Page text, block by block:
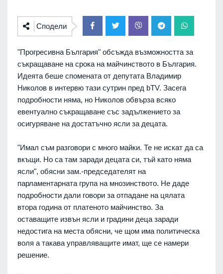
Сподели
"Прогресивна България" обсъжда възможността за
съкращаване на срока на майчинството в България.
Идеята беше спомената от депутата Владимир
Николов в интервю тази сутрин пред bTV. Засега
подробности няма, но Николов обвърза всяко
евентуално съкращаване със задължението за
осигуряване на достатъчно ясли за децата.
"Имал съм разговори с много майки. Те не искат да са
вкъщи. Но са там заради децата си, тъй като няма
ясли", обясни зам.-председателят на
парламентарната група на мнозинството. Не даде
подробности дали говори за отпадане на цялата
втора година от платеното майчинство. За
оставащите извън ясли и градини деца заради
недостига на места обясни, че щом има политическа
воля а такава управляващите имат, ще се намери
решение.